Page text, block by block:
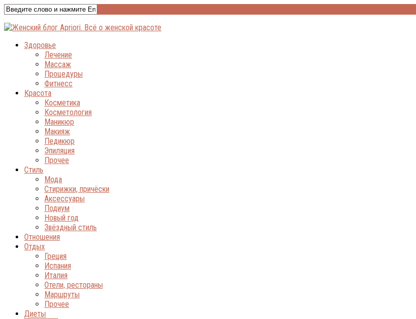
Здоровье
Лечение
Массаж
Процедуры
Фитнесс
Красота
Косметика
Косметология
Маникюр
Макияж
Педикюр
Эпиляция
Прочее
Стиль
Мода
Стирижки, причёски
Аксессуары
Подиум
Новый год
Звёздный стиль
Отношения
Отдых
Греция
Испания
Италия
Отели, рестораны
Маршруты
Прочее
Диеты